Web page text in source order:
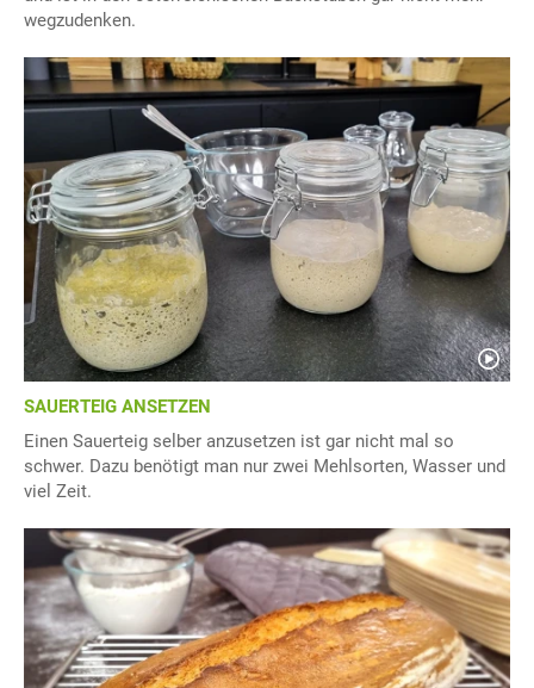
wegzudenken.
SAUERTEIG ANSETZEN
Einen Sauerteig selber anzusetzen ist gar nicht mal so
schwer. Dazu benötigt man nur zwei Mehlsorten, Wasser und
viel Zeit.